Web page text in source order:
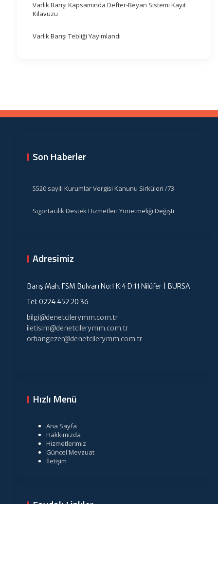
Varlık Barışı Kapsamında Defter-Beyan Sistemi Kayıt
Kılavuzu
Varlık Barışı Tebliği Yayımlandı
Son Haberler
5520 sayılı Kurumlar Vergisi Kanunu Sirküleri /73
Sigortacılık Destek Hizmetleri Yönetmeliği Değişti
Adresimiz
Barış Mah. FSM Bulvarı No:1 K:4 D:11 Nilüfer | BURSA
Tel: 0224 452 20 36
bilgi@denetcilerymm.com.tr
iletisim@denetcilerymm.com.tr
orhangezer@denetcilerymm.com.tr
Hızlı Menü
Ana Sayfa
Hakkımızda
Hizmetlerimiz
Güncel Mevzuat
İletişim
Faydalı Linkler